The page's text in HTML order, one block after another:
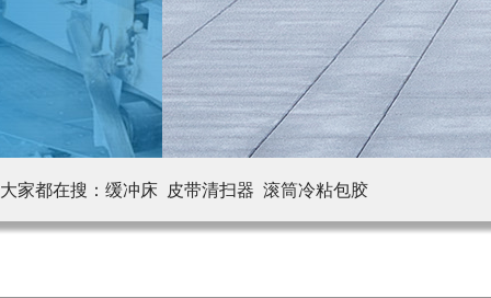
大家都在搜： 缓冲床 皮带清扫器 滚筒冷粘包胶